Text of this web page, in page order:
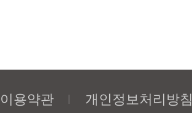
이용약관 개인정보처리방침